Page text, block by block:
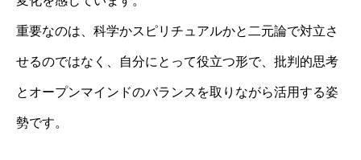
重要なのは、科学かスピリチュアルかと二元論で対立さ
せるのではなく、自分にとって役立つ形で、批判的思考
とオープンマインドのバランスを取りながら活用する姿
勢です。